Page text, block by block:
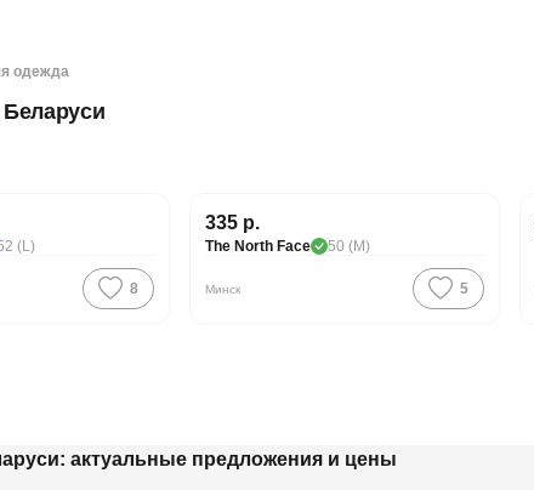
одежда
(L)
8
PREMIUM
335 р.
The North Face 50 (M)
Минск 5
актуальные предложения и цены